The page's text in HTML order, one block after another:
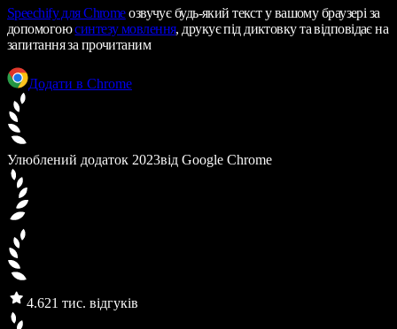
Speechifyдля Chromeозвучує будь-який текст у вашому браузері за
допомогоюсинтезу мовлення, друкує під диктовку та відповідає на
запитання за прочитаним
Додати в Chrome
Улюблений додаток 2023від Google Chrome
4.621 тис. відгуків